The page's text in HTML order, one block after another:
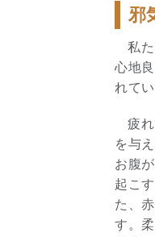
邪
私
心地
れて
疲
を与
お腹
起こ
た、
す。